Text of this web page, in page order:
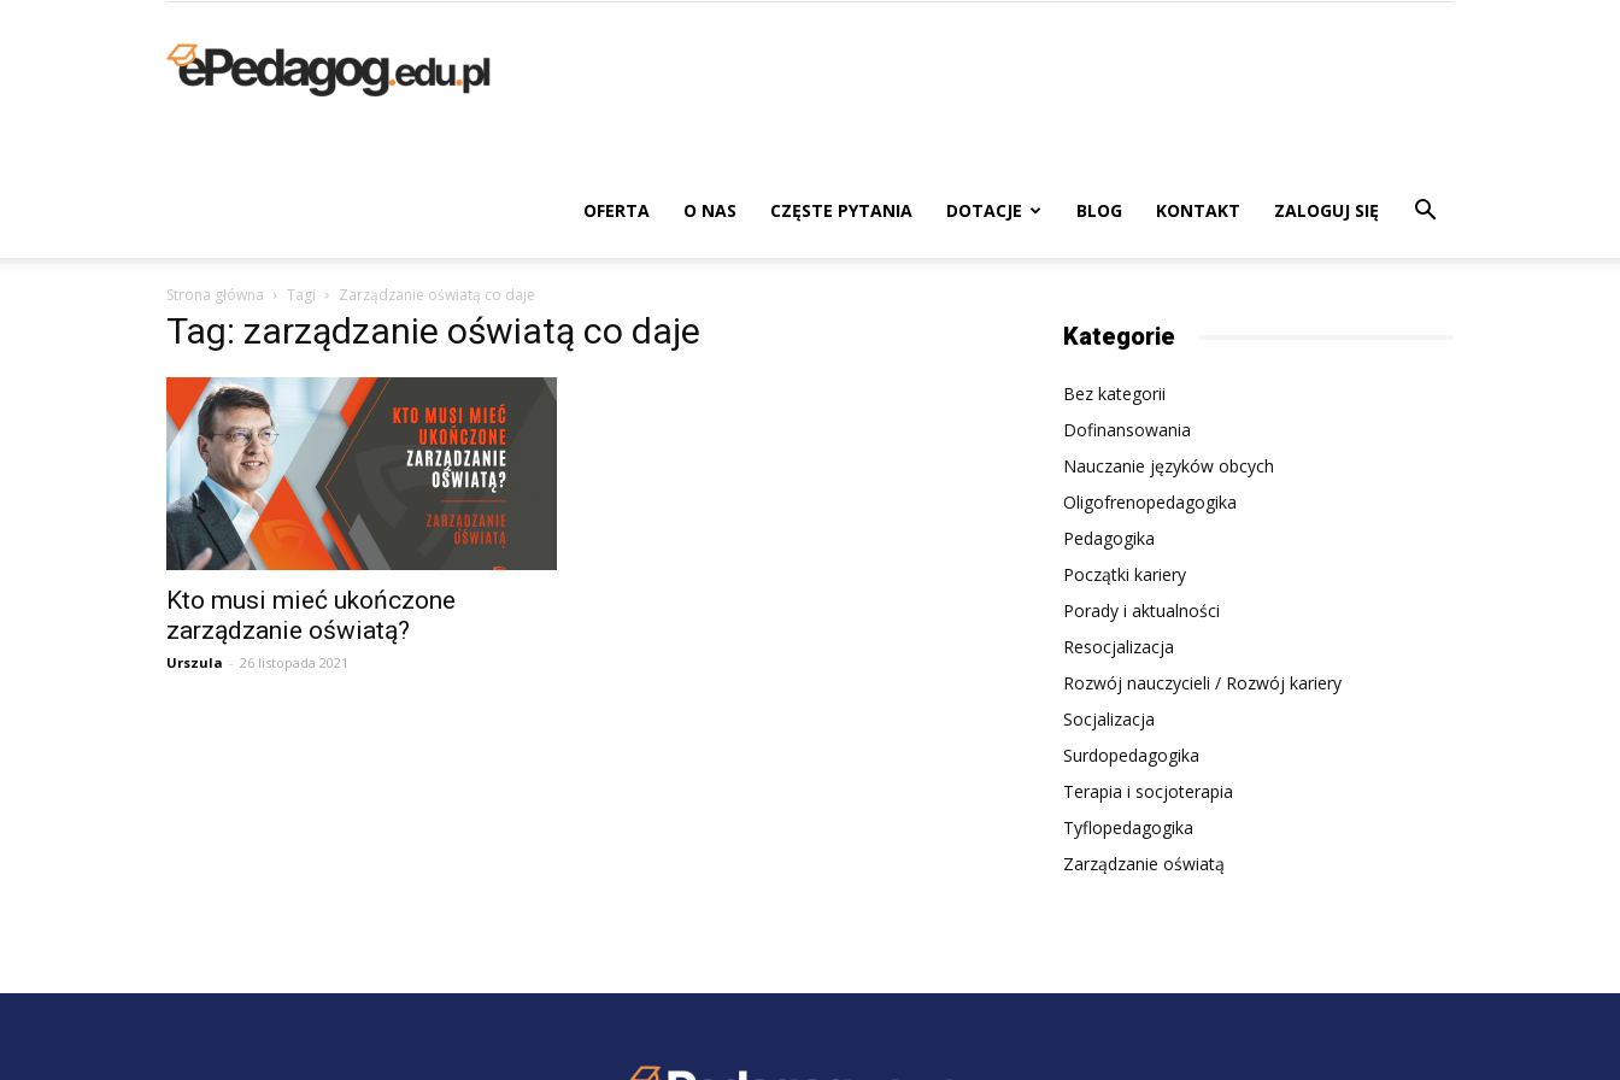
Online
Aktualności
OFERTA O NAS CZĘSTE PYTANIA DOTACJE BLOG KONTAKT ZALOGUJ SIĘ
Strona główna Tagi Zarządzanie oświatą co daje
Tag: zarządzanie oświatą co daje
Kto musi mieć ukończone
zarządzanie oświatą?
Urszula - 26 listopada 2021
Kategorie
Bez kategorii
Dofinansowania
Nauczanie języków obcych
Oligofrenopedagogika
Pedagogika
Początki kariery
Porady i aktualności
Resocjalizacja
Rozwój nauczycieli / Rozwój kariery
Socjalizacja
Surdopedagogika
Terapia i socjoterapia
Tyflopedagogika
Zarządzanie oświatą